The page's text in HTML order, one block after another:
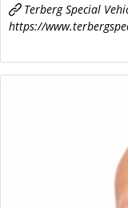
Terberg Special
https://